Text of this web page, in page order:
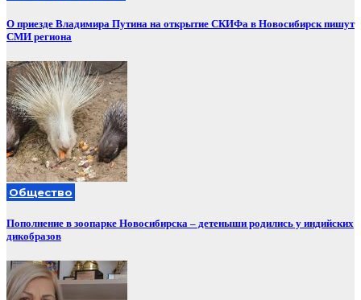
О приезде Владимира Путина на открытие СКИФа в Новосибирск пишут
СМИ региона
Общество
Пополнение в зоопарке Новосибирска – детеныши родились у индийских
дикобразов